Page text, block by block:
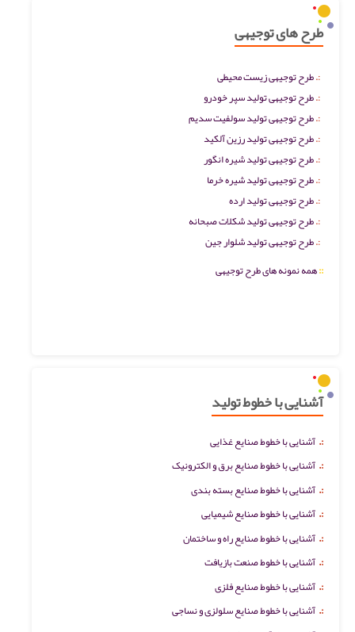
طرح های توجیهی
طرح توجیهی زیست محیطی
طرح توجیهی تولید سپر خودرو
طرح توجیهی تولید سولفیت سدیم
طرح توجیهی تولید رزین آلکید
طرح توجیهی تولید شیره انگور
طرح توجیهی تولید شیره خرما
طرح توجیهی تولید ارده
طرح توجیهی تولید شکلات صبحانه
طرح توجیهی تولید شلوار جین
::همه نمونه های طرح توجیهی
آشنایی با خطوط تولید
:. آشنایی با خطوط صنایع غذایی
:. آشنایی با خطوط صنایع برق و الکترونیک
:. آشنایی با خطوط صنایع بسته بندی
:. آشنایی با خطوط صنایع شیمیایی
:. آشنایی با خطوط صنایع راه و ساختمان
:. آشنایی با خطوط صنعت بازیافت
:. آشنایی با خطوط صنایع فلزی
:. آشنایی با خطوط صنایع سلولزی و نساجی